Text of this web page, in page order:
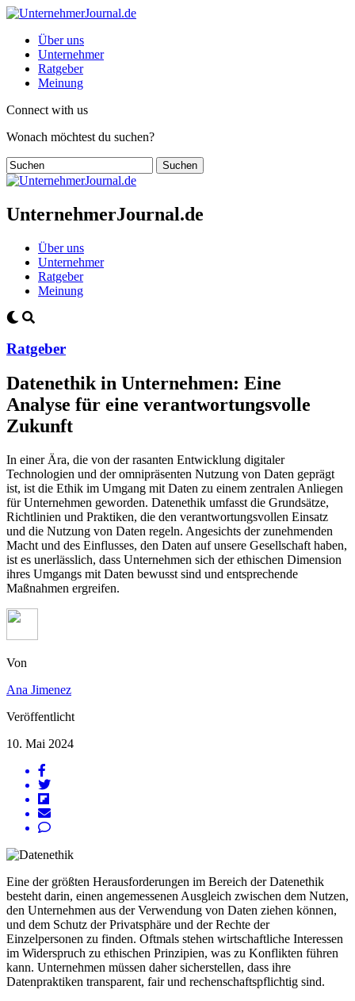
Über uns
Unternehmer
Ratgeber
Meinung
Connect with us
Wonach möchtest du suchen?
UnternehmerJournal.de
Über uns
Unternehmer
Ratgeber
Meinung
Ratgeber
Datenethik in Unternehmen: Eine
Analyse für eine verantwortungsvolle
Zukunft
In einer Ära, die von der rasanten Entwicklung digitaler
Technologien und der omnipräsenten Nutzung von Daten geprägt
ist, ist die Ethik im Umgang mit Daten zu einem zentralen Anliegen
für Unternehmen geworden. Datenethik umfasst die Grundsätze,
Richtlinien und Praktiken, die den verantwortungsvollen Einsatz
und die Nutzung von Daten regeln. Angesichts der zunehmenden
Macht und des Einflusses, den Daten auf unsere Gesellschaft haben,
ist es unerlässlich, dass Unternehmen sich der ethischen Dimension
ihres Umgangs mit Daten bewusst sind und entsprechende
Maßnahmen ergreifen.
Von
Ana Jimenez
Veröffentlicht
10. Mai 2024
Eine der größten Herausforderungen im Bereich der Datenethik
besteht darin, einen angemessenen Ausgleich zwischen dem Nutzen,
den Unternehmen aus der Verwendung von Daten ziehen können,
und dem Schutz der Privatsphäre und der Rechte der
Einzelpersonen zu finden. Oftmals stehen wirtschaftliche Interessen
im Widerspruch zu ethischen Prinzipien, was zu Konflikten führen
kann. Unternehmen müssen daher sicherstellen, dass ihre
Datenpraktiken transparent, fair und rechenschaftspflichtig sind.